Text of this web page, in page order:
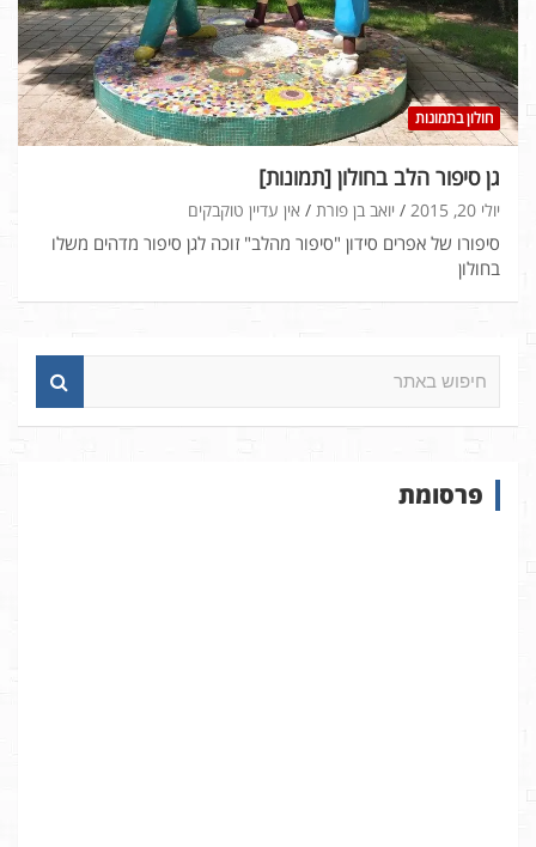
חולון בתמונות
גן סיפור הלב בחולון [תמונות]
יולי 20, 2015 יואב בן פורת אין עדיין טוקבקים
סיפורו של אפרים סידון "סיפור מהלב" זוכה לגן סיפור מדהים משלו
בחולון
א
פרסומת